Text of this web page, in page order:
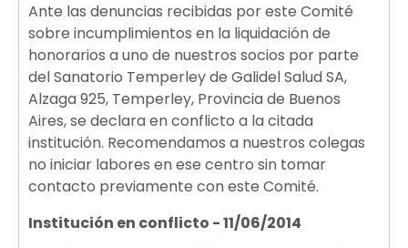
Ante las denuncias recibidas por este Comité
sobre incumplimientos en la liquidación de
honorarios a uno de nuestros socios por parte
del Sanatorio Temperley de Galidel Salud SA,
Alzaga 925, Temperley, Provincia de Buenos
Aires, se declara en conflicto a la citada
institución. Recomendamos a nuestros colegas
no iniciar labores en ese centro sin tomar
contacto previamente con este Comité.
Institución en conflicto - 11/06/2014